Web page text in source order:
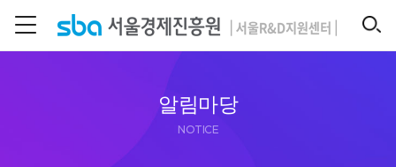
SEARCH
알림마당
NOTICE